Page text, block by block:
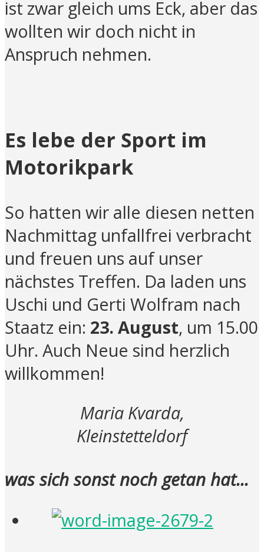
ist zwar gleich ums Eck, aber das
wollten wir doch nicht in
Anspruch nehmen.
Es lebe der Sport im
Motorikpark
So hatten wir alle diesen netten
Nachmittag unfallfrei verbracht
und freuen uns auf unser
nächstes Treffen. Da laden uns
Uschi und Gerti Wolfram nach
Staatz ein: 23. August, um 15.00
Uhr. Auch Neue sind herzlich
willkommen!
Maria Kvarda,
Kleinstetteldorf
was sich sonst noch getan hat...